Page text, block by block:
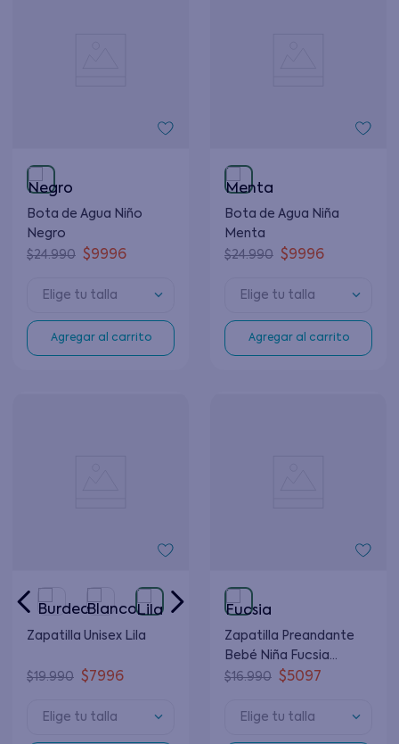
Bota de Agua Niño
Negro
$24.990 $9996
Elige tu talla
Agregar al carrito
Bota de Agua Niña
Menta
$24.990 $9996
Elige tu talla
Agregar al carrito
Zapatilla Unisex Lila
$19.990 $7996
Elige tu talla
Zapatilla Preandante
Bebé Niña Fucsia
Recién Nacido a 6
$16.990 $5097
Elige tu talla